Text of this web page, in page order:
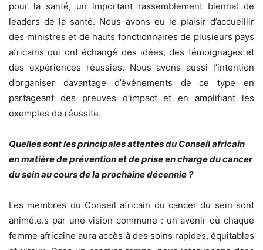
pour la santé, un important rassemblement biennal de
leaders de la santé. Nous avons eu le plaisir d’accueillir
des ministres et de hauts fonctionnaires de plusieurs pays
africains qui ont échangé des idées, des témoignages et
des expériences réussies. Nous avons aussi l’intention
d’organiser davantage d’événements de ce type en
partageant des preuves d’impact et en amplifiant les
exemples de réussite.
Quelles sont les principales attentes du Conseil africain
en matière de prévention et de prise en charge du cancer
du sein au cours de la prochaine décennie ?
Les membres du Conseil africain du cancer du sein sont
animé.e.s par une vision commune : un avenir où chaque
femme africaine aura accès à des soins rapides, équitables